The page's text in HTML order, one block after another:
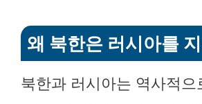
왜 북한은 러시아를
북한과 러시아는 역사적으